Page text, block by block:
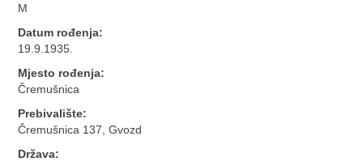
M
Datum rođenja:
19.9.1935.
Mjesto rođenja:
Čremušnica
Prebivalište:
Čremušnica 137, Gvozd
Država: